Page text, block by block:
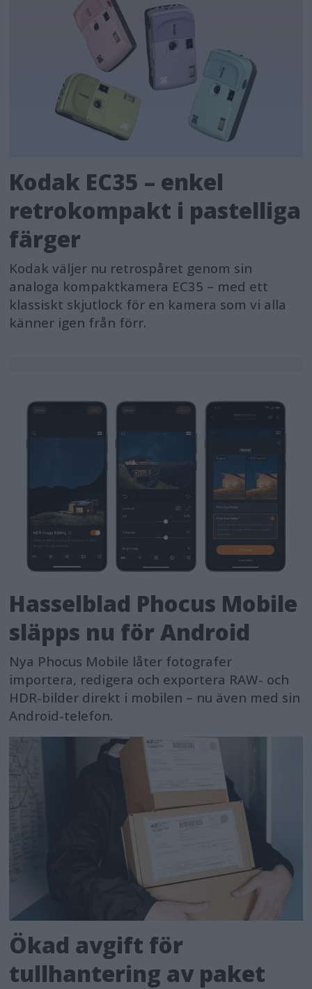
Kodak EC35 – enkel
retrokompakt i pastelliga
färger
Kodak väljer nu retrospåret genom sin
analoga kompaktkamera EC35 – med ett
klassiskt skjutlock för en kamera som vi alla
känner igen från förr.
Hasselblad Phocus Mobile
släpps nu för Android
Nya Phocus Mobile låter fotografer
importera, redigera och exportera RAW- och
HDR-bilder direkt i mobilen – nu även med sin
Android-telefon.
Ökad avgift för
tullhantering av paket